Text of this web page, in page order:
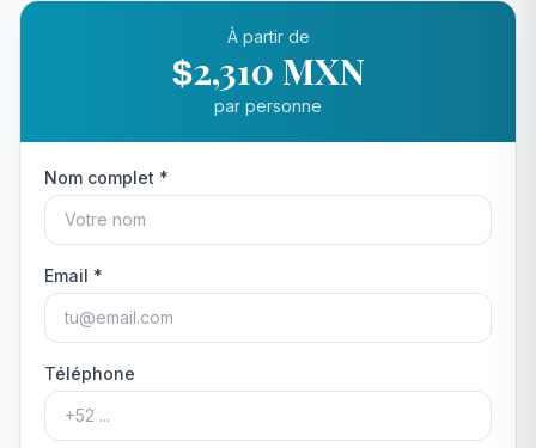
À partir de
$2,310 MXN
par personne
Nom complet *
Email *
Téléphone